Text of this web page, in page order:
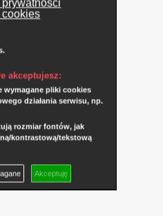
cookies
akceptujesz:
wymagane pliki cookies
działania serwisu, np.
rozmiar fontów, jak
kontrastową/tekstową
Akceptuję